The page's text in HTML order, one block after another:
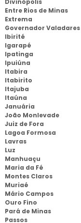
Divinópolis
Entre Rios de Minas
Extrema
Governador Valadares
Ibirité
Igarapé
Ipatinga
Ipuiúna
Itabira
Itabirito
Itajuba
Itaúna
Januária
João Monlevade
Juiz de Fora
Lagoa Formosa
Lavras
Luz
Manhuaçu
Maria da Fé
Montes Claros
Muriaé
Mário Campos
Ouro Fino
Pará de Minas
Passos